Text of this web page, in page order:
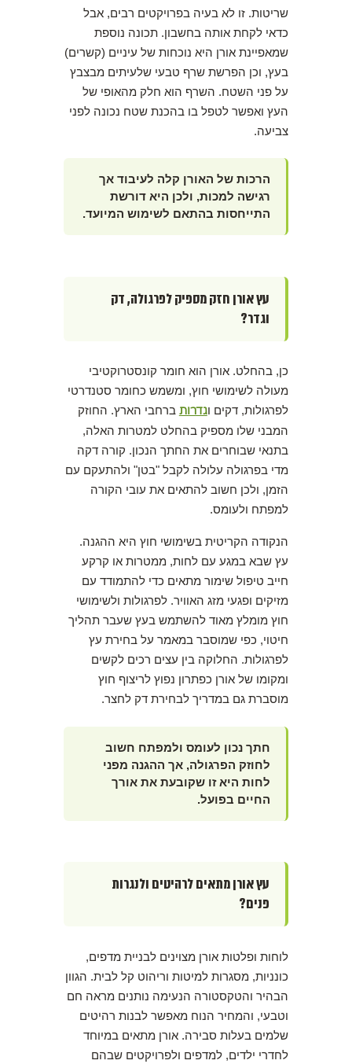
שריטות. זו לא בעיה בפרויקטים רבים, אבל
כדאי לקחת אותה בחשבון. תכונה נוספת
שמאפיינת אורן היא נוכחות של עיניים (קשרים)
בעץ, וכן הפרשת שרף טבעי שלעיתים מבצבץ
על פני השטח. השרף הוא חלק מהאופי של
העץ ואפשר לטפל בו בהכנת שטח נכונה לפני
צביעה.
הרכות של האורן קלה לעיבוד אך
רגישה למכות, ולכן היא דורשת
התייחסות בהתאם לשימוש המיועד.
עץ אורן חזק מספיק לפרגולה, דק
וגדר?
כן, בהחלט. אורן הוא חומר קונסטרוקטיבי
מעולה לשימושי חוץ, ומשמש כחומר סטנדרטי
לפרגולות, דקים וגדרות ברחבי הארץ. החוזק
המבני שלו מספיק בהחלט למטרות האלה,
בתנאי שבוחרים את החתך הנכון. קורה דקה
מדי בפרגולה עלולה לקבל "בטן" ולהתעקם עם
הזמן, ולכן חשוב להתאים את עובי הקורה
למפתח ולעומס.
הנקודה הקריטית בשימושי חוץ היא ההגנה.
עץ שבא במגע עם לחות, ממטרות או קרקע
חייב טיפול שימור מתאים כדי להתמודד עם
מזיקים ופגעי מזג האוויר. לפרגולות ולשימושי
חוץ מומלץ מאוד להשתמש בעץ שעבר תהליך
חיטוי, כפי שמוסבר במאמר על בחירת עץ
לפרגולות. החלוקה בין עצים רכים לקשים
ומקומו של אורן כפתרון נפוץ לריצוף חוץ
מוסברת גם במדריך לבחירת דק לחצר.
חתך נכון לעומס ולמפתח חשוב
לחוזק הפרגולה, אך ההגנה מפני
לחות היא זו שקובעת את אורך
החיים בפועל.
עץ אורן מתאים לרהיטים ולנגרות
פנים?
לוחות ופלטות אורן מצוינים לבניית מדפים,
כונניות, מסגרות למיטות וריהוט קל לבית. הגוון
הבהיר והטקסטורה הנעימה נותנים מראה חם
וטבעי, והמחיר הנוח מאפשר לבנות רהיטים
שלמים בעלות סבירה. אורן מתאים במיוחד
לחדרי ילדים, למדפים ולפרויקטים שבהם